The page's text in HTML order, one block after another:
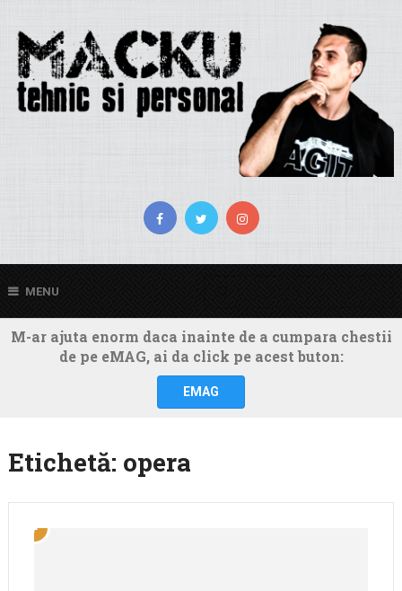
MENU
M-ar ajuta enorm daca inainte de a cumpara chestii
de pe eMAG, ai da click pe acest buton:
EMAG
Etichetă: opera